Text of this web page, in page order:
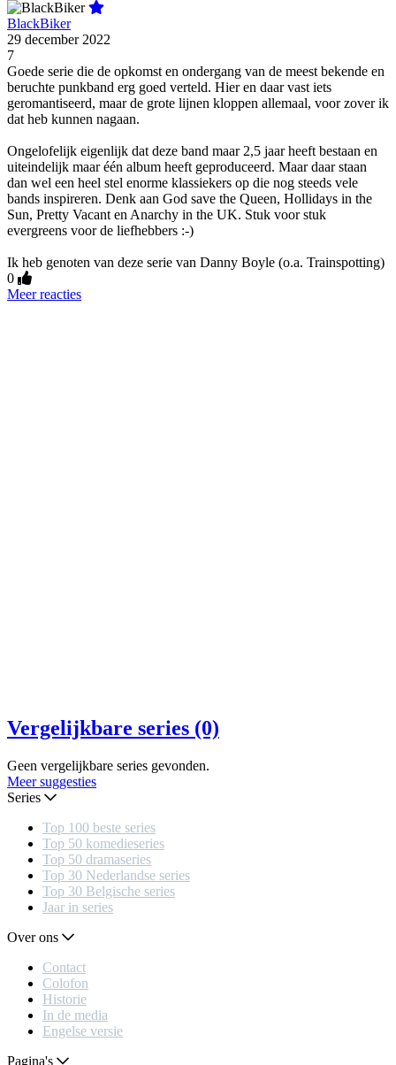
BlackBiker
29 december 2022
7
Goede serie die de opkomst en ondergang van de meest bekende en
beruchte punkband erg goed verteld. Hier en daar vast iets
geromantiseerd, maar de grote lijnen kloppen allemaal, voor zover ik
dat heb kunnen nagaan.
Ongelofelijk eigenlijk dat deze band maar 2,5 jaar heeft bestaan en
uiteindelijk maar één album heeft geproduceerd. Maar daar staan
dan wel een heel stel enorme klassiekers op die nog steeds vele
bands inspireren. Denk aan God save the Queen, Hollidays in the
Sun, Pretty Vacant en Anarchy in the UK. Stuk voor stuk
evergreens voor de liefhebbers :-)
Ik heb genoten van deze serie van Danny Boyle (o.a. Trainspotting)
0
Meer reacties
Vergelijkbare series (0)
Geen vergelijkbare series gevonden.
Meer suggesties
Series
Top 100 beste series
Top 50 komedieseries
Top 50 dramaseries
Top 30 Nederlandse series
Top 30 Belgische series
Jaar in series
Over ons
Contact
Colofon
Historie
In de media
Engelse versie
Pagina's